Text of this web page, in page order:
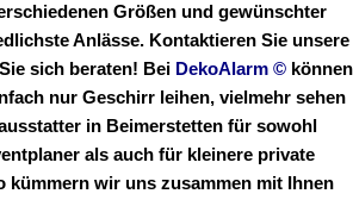
Größen und gewünschter
Anlässe. Kontaktieren Sie unsere
sich beraten! Bei DekoAlarm © können
nur Geschirr leihen, vielmehr sehen
in Beimerstetten für sowohl
als auch für kleinere private
kümmern wir uns zusammen mit Ihnen